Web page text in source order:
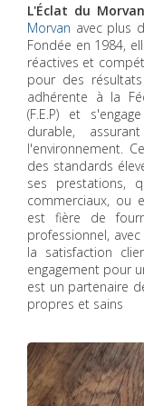
L'Éclat du Morvan
Morvan avec plus
Fondée en 1984,
réactives et
pour des
adhérente à la
(F.E.P) et
durable,
l'environnement.
des standards
ses prestations,
commerciaux, ou
est fière de
professionnel,
la satisfaction
engagement pour
est un partenaire
propres et sains